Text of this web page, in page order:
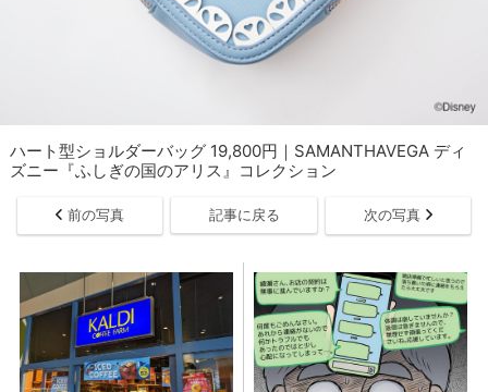
ハート型ショルダーバッグ 19,800円｜SAMANTHAVEGA ディ
ズニー『ふしぎの国のアリス』コレクション
前の写真 記事に戻る 次の写真